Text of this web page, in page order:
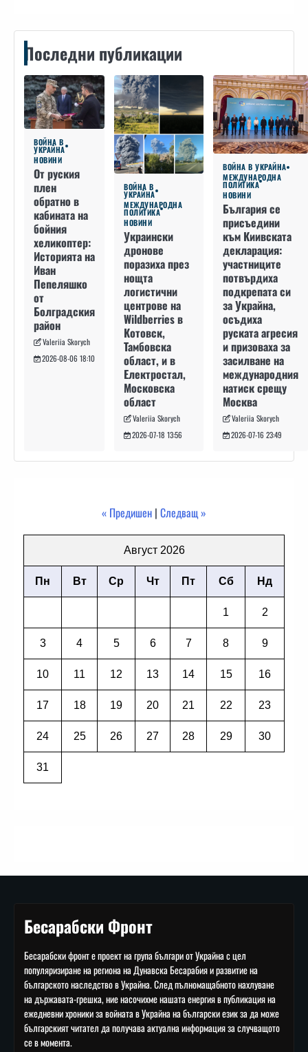
Последни публикации
ВОЙНА В
УКРАЙНА
НОВИНИ
От руския
плен
обратно в
кабината на
бойния
хеликоптер:
Историята на
Иван
Пепеляшко
от
Болградския
район
Valeriia Skorych
2026-08-06 18:10
ВОЙНА В
УКРАЙНА
МЕЖДУНАРОДНА
ПОЛИТИКА
НОВИНИ
Украински
дронове
поразиха през
нощта
логистични
центрове на
Wildberries в
Котовск,
Тамбовска
област, и в
Електростал,
Московска
област
Valeriia Skorych
2026-07-18 13:56
ВОЙНА В УКРАЙНА
МЕЖДУНАРОДНА
ПОЛИТИКА
НОВИНИ
България се
присъедини
към Киивската
декларация:
участниците
потвърдиха
подкрепата си
за Украйна,
осъдиха
руската агресия
и призоваха за
засилване на
международния
натиск срещу
Москва
Valeriia Skorych
2026-07-16 23:49
« Предишен | Следващ »
Август 2026
Пн Вт Ср Чт Пт Сб Нд
1 2
3 4 5 6 7 8 9
10 11 12 13 14 15 16
17 18 19 20 21 22 23
24 25 26 27 28 29 30
31
Бесарабски Фронт
Бесарабски фронт е проект на група българи от Украйна с цел
популяризиране на региона на Дунавска Бесарабия и развитие на
българското наследство в Украйна. След пълномащабното нахлуване
на държавата-грешка, ние насочихме нашата енергия в публикация на
ежедневни хроники за войната в Украйна на български език за да може
българският читател да получава актуална информация за случващото
се в момента.